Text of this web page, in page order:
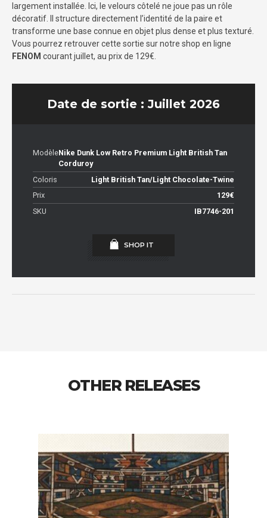
largement installée. Ici, le velours côtelé ne joue pas un rôle
décoratif. Il structure directement l’identité de la paire et
transforme une base connue en objet plus dense et plus texturé.
Vous pourrez retrouver cette sortie sur notre shop en ligne
FENOM courant juillet, au prix de 129€.
Date de sortie : Juillet 2026
ModèleNike Dunk Low Retro Premium Light British Tan
Corduroy
Coloris
Light British Tan/Light Chocolate-Twine
Prix
129€
SKU
IB7746-201
SHOP IT
OTHER RELEASES